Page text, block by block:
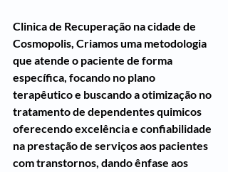
Clinica de Recuperação na cidade de
Cosmopolis, Criamos uma metodologia
que atende o paciente de forma
específica, focando no plano
terapêutico e buscando a otimização no
tratamento de dependentes quimicos
oferecendo excelência e confiabilidade
na prestação de serviços aos pacientes
com transtornos, dando ênfase aos